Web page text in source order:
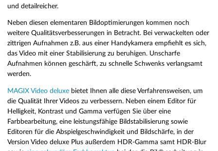
und detailreicher.
Neben diesen elementaren Bildoptimierungen kommen noch
weitere Qualitätsverbesserungen in Betracht. Bei verwackelten oder
zittrigen Aufnahmen z.B. aus einer Handykamera empfiehlt es sich,
das Video mit einer Stabilisierung zu beruhigen. Unscharfe
Aufnahmen können geschärft, zu schnelle Schwenks verlangsamt
werden.
MAGIX Video deluxe bietet Ihnen alle diese Verfahrensweisen, um
die Qualität Ihrer Videos zu verbessern. Neben einem Editor für
Helligkeit, Kontrast und Gamma verfügen Sie über eine
Farbbearbeitung, eine leistungsfähige Bildstabilisierung sowie
Editoren für die Abspielgeschwindigkeit und Bildschärfe, in der
Version Video deluxe Plus außerdem HDR-Gamma samt HDR-Blur